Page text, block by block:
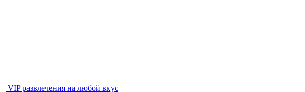
VIP развлечения на любой вкус